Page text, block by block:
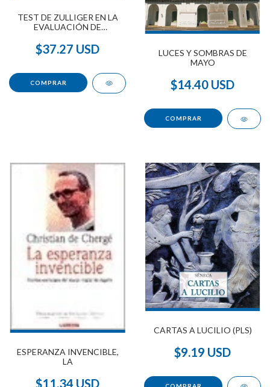
TEST DE ZULLIGER EN LA
EVALUACIÓN DE
$37.27 USD
LUCES Y SOMBRAS DE
MAYO
$14.40 USD
ESPERANZA INVENCIBLE,
LA
$11.34 USD
CARTAS A LUCILIO (PLS)
$9.19 USD